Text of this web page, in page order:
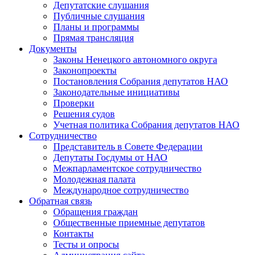
Депутатские слушания
Публичные слушания
Планы и программы
Прямая трансляция
Документы
Законы Ненецкого автономного округа
Законопроекты
Постановления Собрания депутатов НАО
Законодательные инициативы
Проверки
Решения судов
Учетная политика Собрания депутатов НАО
Сотрудничество
Представитель в Совете Федерации
Депутаты Госдумы от НАО
Межпарламентское сотрудничество
Молодежная палата
Международное сотрудничество
Обратная cвязь
Обращения граждан
Общественные приемные депутатов
Контакты
Тесты и опросы